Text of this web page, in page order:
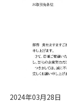
2024年03月28日